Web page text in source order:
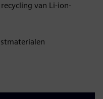
van Li-ion-